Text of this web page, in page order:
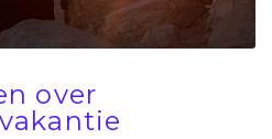
over